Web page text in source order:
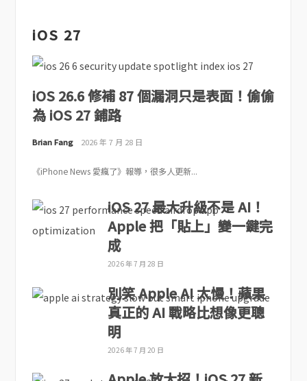
iOS 27
iOS 26.6 修補 87 個漏洞只是表面！偷偷
為 iOS 27 鋪路
Brian Fang 2026 年 7 月 28 日
《iPhone News 愛瘋了》報導，很多人更新...
iOS 27 最大升級不是 AI！
Apple 把「貼上」變一鍵完
成
2026 年 7 月 28 日
別笑 Apple AI 太慢！蘋果
真正的 AI 戰略比想像更聰
明
2026 年 7 月 20 日